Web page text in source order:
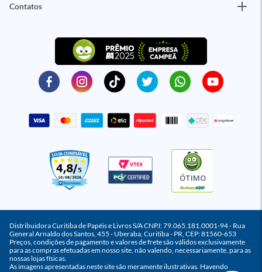
Contatos
ÓTIMO
Distribuidora Curitiba de Papéis e Livros S/A CNPJ: 79.065.181.0001-94 - Rua
General Arnaldo dos Santos, 455 - Uberaba, Curitiba - PR, CEP: 81560-653
Preços, condições de pagamento e valores de frete são válidos exclusivamente
para as compras efetuadas em nosso site, não valendo, necessariamente, para as
nossas lojas físicas.
As imagens apresentadas neste site são meramente ilustrativas. Havendo